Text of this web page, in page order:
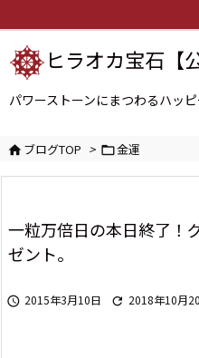
ヒラオカ宝石【
パワーストーンにまつわるハッ
ブログTOP > 金運
一粒万倍日の本日終了！
ゼント。
 2015年3月10日  2018年10月